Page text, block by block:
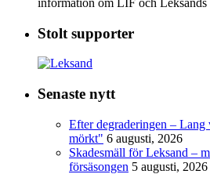
information om LIF och Leksands
Stolt supporter
Senaste nytt
Efter degraderingen –
mörkt" 6 augusti, 2026
Skadesmäll för Leksand –
försäsongen 5 augusti, 2026